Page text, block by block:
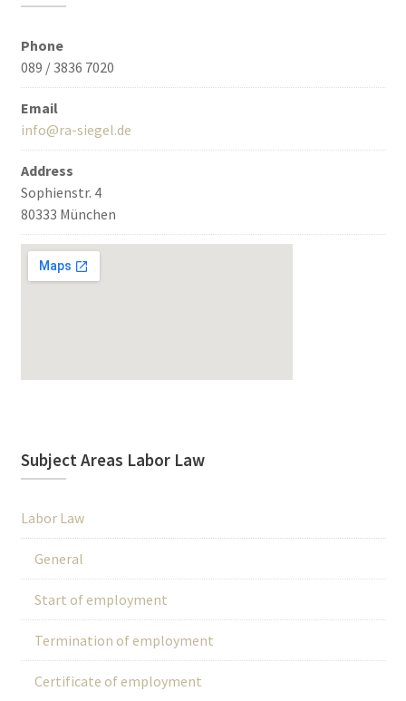
Phone
089 / 3836 7020
Email
info@ra-siegel.de
Address
Sophienstr. 4
80333 München
Subject Areas Labor Law
Labor Law
General
Start of employment
Termination of employment
Certificate of employment